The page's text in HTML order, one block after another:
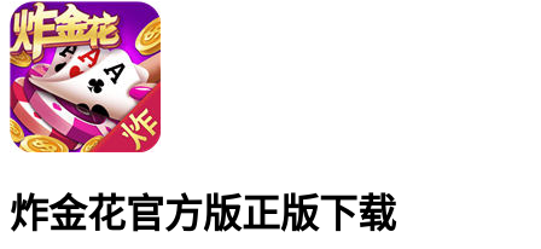
炸金花官方版正版下载